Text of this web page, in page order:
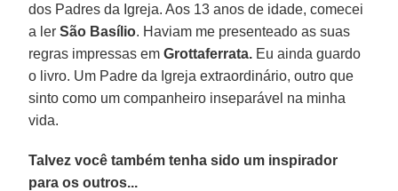
dos Padres da Igreja. Aos 13 anos de idade, comecei
a lerSão Basílio. Haviam me presenteado as suas
regras impressas emGrottaferrata. Eu ainda guardo
o livro. Um Padre da Igreja extraordinário, outro que
sinto como um companheiro inseparável na minha
vida.
Talvez você também tenha sido um inspirador
para os outros...